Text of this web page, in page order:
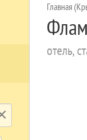
Главная
отель,